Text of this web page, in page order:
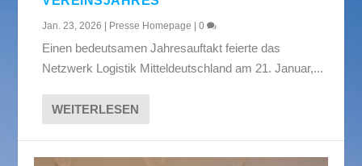
Jan. 23, 2026 Presse Homepage |0
Einen bedeutsamen Jahresauftakt feierte das
Netzwerk Logistik Mitteldeutschland am 21. Januar,...
WEITERLESEN